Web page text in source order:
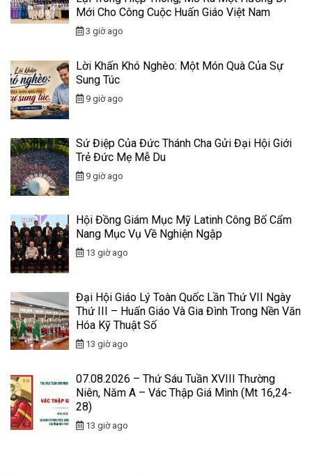
Mới Cho Công Cuộc Huấn Giáo Việt Nam
3 giờ ago
Lời Khấn Khó Nghèo: Một Món Quà Của Sự
Sung Túc
9 giờ ago
Sứ Điệp Của Đức Thánh Cha Gửi Đại Hội Giới
Trẻ Đức Mẹ Mễ Du
9 giờ ago
Hội Đồng Giám Mục Mỹ Latinh Công Bố Cẩm
Nang Mục Vụ Về Nghiện Ngập
13 giờ ago
Đại Hội Giáo Lý Toàn Quốc Lần Thứ VII Ngày
Thứ III – Huấn Giáo Và Gia Đình Trong Nền Văn
Hóa Kỹ Thuật Số
13 giờ ago
07.08.2026 – Thứ Sáu Tuần XVIII Thường
Niên, Năm A – Vác Thập Giá Mình (Mt 16,24-
28)
13 giờ ago